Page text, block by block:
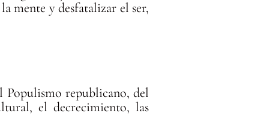
mente y desfatalizar el ser,
Populismo republicano, del
el decrecimiento, las